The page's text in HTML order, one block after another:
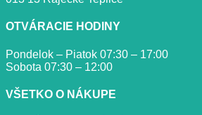
OTVÁRACIE HODINY
Pondelok – Piatok 07:30 – 17:00
Sobota 07:30 – 12:00
VŠETKO O NÁKUPE